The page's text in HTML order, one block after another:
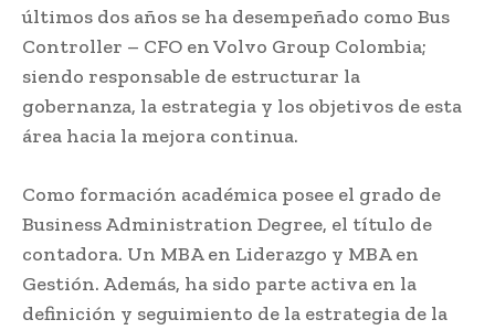
últimos dos años se ha desempeñado como Bus
Controller – CFO en Volvo Group Colombia;
siendo responsable de estructurar la
gobernanza, la estrategia y los objetivos de esta
área hacia la mejora continua.
Como formación académica posee el grado de
Business Administration Degree, el título de
contadora. Un MBA en Liderazgo y MBA en
Gestión. Además, ha sido parte activa en la
definición y seguimiento de la estrategia de la